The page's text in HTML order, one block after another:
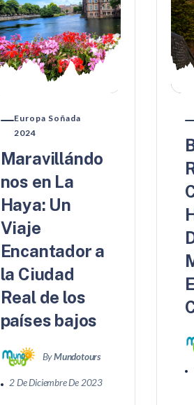
Europa Soñada
2024
Maravillándo
nos en La
Haya: Un
Viaje
Encantador a
la Ciudad
Real de los
países bajos
ByMundotours
2 De Diciembre De 2023